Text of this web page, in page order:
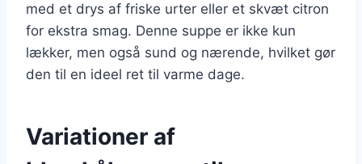
med et drys af friske urter eller et skvæt citron
for ekstra smag. Denne suppe er ikke kun
lækker, men også sund og nærende, hvilket gør
den til en ideel ret til varme dage.
Variationer af